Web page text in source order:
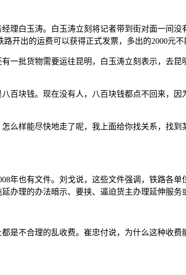
理白玉涛。白玉涛立刻将记者带到街对面一间没
开出的运费可以获得正式发票，多出的2000元不
一批货物需要运往昆明，白玉涛立刻表示，去昆
百块钱。现在没有人，八百块钱都点不回来，因
么样能尽快地走了呢，我上面给你找关系，找到
年也有文件。刘戈说，这些文件强调，铁路各单
办理的办法暗示、要挟、逼迫货主办理延伸服务
是不合理的乱收费。崔忠付说，为什么这种收费